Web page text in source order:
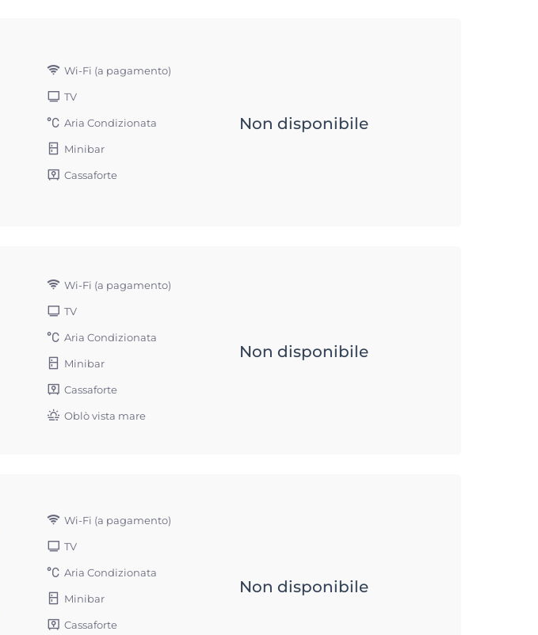
Wi-Fi (a pagamento)
TV
Aria Condizionata
Minibar
Cassaforte
Non disponibile
Wi-Fi (a pagamento)
TV
Aria Condizionata
Minibar
Cassaforte
Oblò vista mare
Non disponibile
Wi-Fi (a pagamento)
TV
Aria Condizionata
Minibar
Cassaforte
Non disponibile